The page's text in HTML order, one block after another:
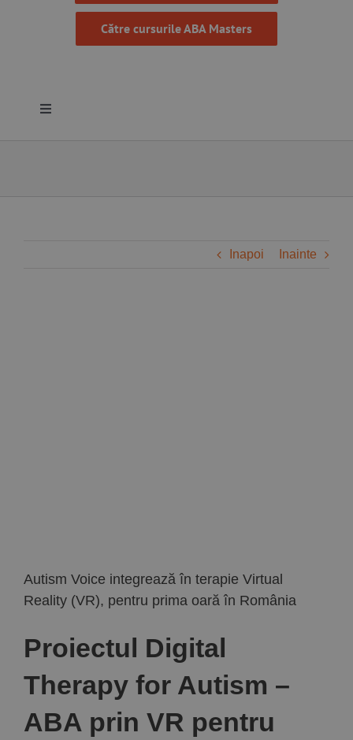
Către cursurile ABA Masters
Toggle
Inapoi Inainte
Autism Voice integrează în terapie Virtual
Reality (VR), pentru prima oară în România
Proiectul Digital
Therapy for Autism –
ABA prin VR pentru